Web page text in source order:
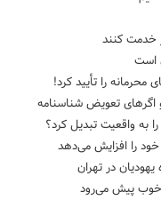
خدمت کنند
را تأیید کرد!
اگرهای تعویض شناسنامه
به واقعیت تبدیل کرد؟
را افزایش می‌دهد
خوب پیش می‌رود